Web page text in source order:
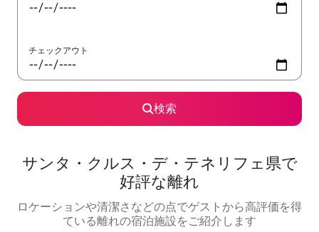
チェックアウト
検索
サンタ・クルス・デ・テネリフェ県で
好評な離れ
ロケーションや清潔さなどの点でゲストから高評価を得
ている離れの宿泊施設をご紹介します